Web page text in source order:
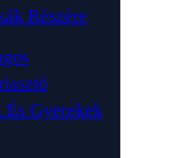
Részére
És Gyerekek